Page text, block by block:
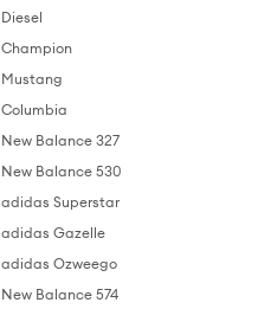
Diesel
Champion
Mustang
Columbia
New Balance 327
New Balance 530
adidas Superstar
adidas Gazelle
adidas Ozweego
New Balance 574